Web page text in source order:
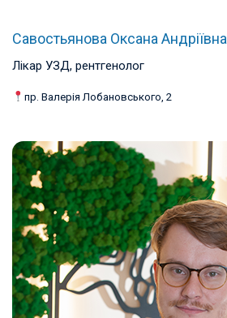
Савостьянова Оксана Андріївна
Лікар УЗД, рентгенолог
пр. Валерія Лобановського, 2